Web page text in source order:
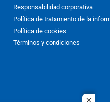
Responsabilidad corporativa
Política de tratamiento de la
Política de cookies
Términos y condiciones